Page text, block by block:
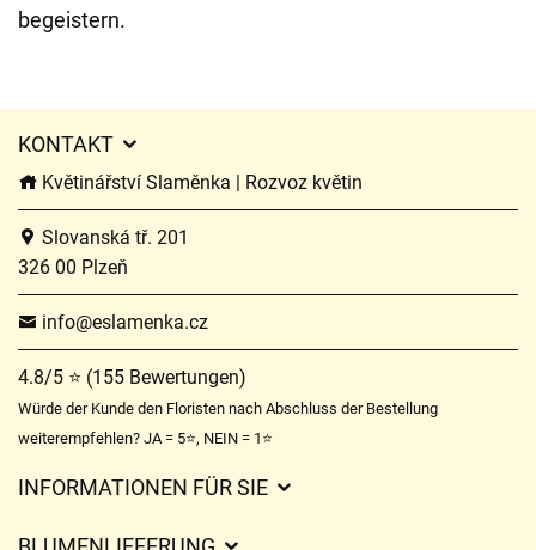
begeistern.
KONTAKT
Květinářství Slaměnka | Rozvoz květin
Slovanská tř. 201
326 00 Plzeň
info@eslamenka.cz
4.8/5 ⭐ (155 Bewertungen)
Würde der Kunde den Floristen nach Abschluss der Bestellung
weiterempfehlen? JA = 5⭐, NEIN = 1⭐
INFORMATIONEN FÜR SIE